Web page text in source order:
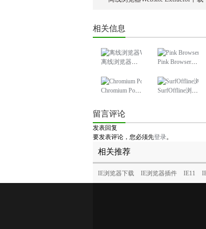
相关信息
离线浏览器Website Extractor下载 Pink Browser浏览器官方下载
Chromium Portable浏览器下载 SurfOffline浏览器电脑版下载
留言评论
发表回复
要发表评论，您必须先登录。
相关推荐
IE浏览器下载 IE浏览器插件 IE11